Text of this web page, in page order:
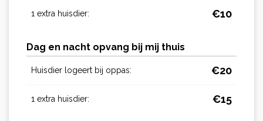
1 extra huisdier: €10
Dag en nacht opvang bij mij thuis
Huisdier logeert bij oppas: €20
1 extra huisdier: €15